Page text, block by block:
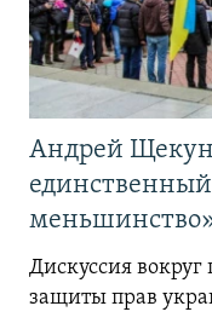
Андрей
Дискуссия вокруг
защиты прав